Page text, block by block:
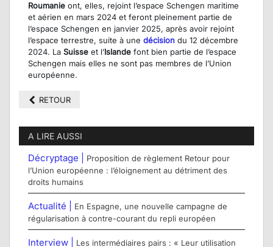
Roumanie ont, elles, rejoint l’espace Schengen maritime
et aérien en mars 2024 et feront pleinement partie de
l’espace Schengen en janvier 2025, après avoir rejoint
l’espace terrestre, suite à une décision du 12 décembre
2024. La Suisse et l’Islande font bien partie de l’espace
Schengen mais elles ne sont pas membres de l’Union
européenne.
RETOUR
A LIRE AUSSI
Décryptage |
Proposition de règlement Retour pour
l’Union européenne : l’éloignement au détriment des
droits humains
Actualité |
En Espagne, une nouvelle campagne de
régularisation à contre-courant du repli européen
Interview |
Les intermédiaires pairs : « Leur utilisation